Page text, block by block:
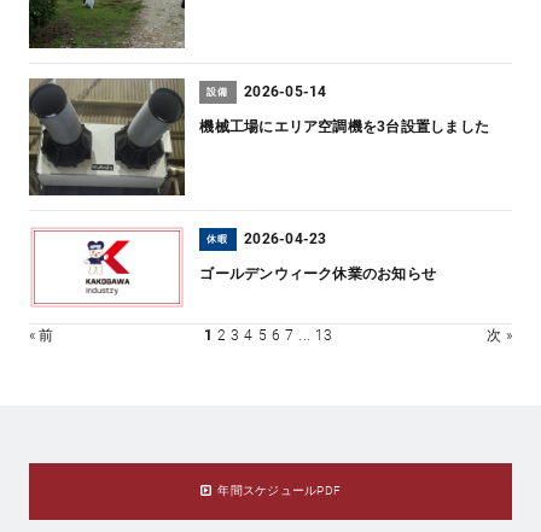
設備 2026-05-14
機械工場にエリア空調機を3台設置しました
休暇 2026-04-23
ゴールデンウィーク休業のお知らせ
« 前 1 2 3 4 5 6 7 ... 13 次 »
年間スケジュールPDF